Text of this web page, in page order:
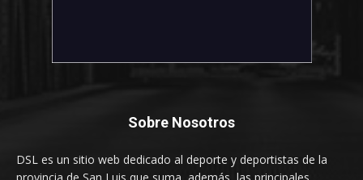
Sobre Nosotros
DSL es un sitio web dedicado al deporte y deportistas de la